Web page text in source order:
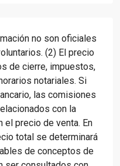
no son oficiales
(2) El precio
de cierre, impuestos,
notariales. Si
las comisiones
con la
el precio de venta. En
total se determinará
de conceptos de